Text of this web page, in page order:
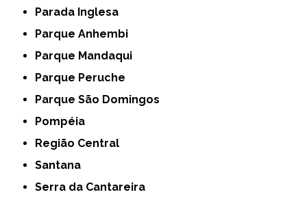
Parada Inglesa
Parque Anhembi
Parque Mandaqui
Parque Peruche
Parque São Domingos
Pompéia
Região Central
Santana
Serra da Cantareira